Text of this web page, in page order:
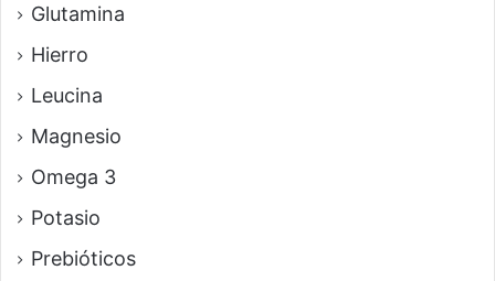
Glutamina
Hierro
Leucina
Magnesio
Omega 3
Potasio
Prebióticos